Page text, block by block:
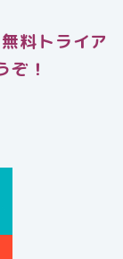
料トライア
ぞ！